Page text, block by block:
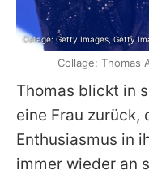
Thomas blickt in
eine Frau zurück,
Enthusiasmus in
immer wieder an
Collage: Getty Images, Getty
Collage: Thomas